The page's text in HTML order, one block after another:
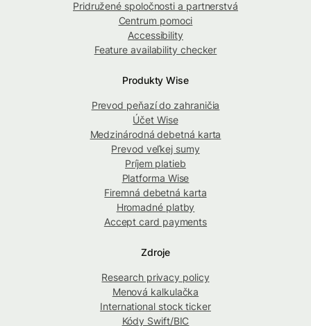
Pridružené spoločnosti a partnerstvá
Centrum pomoci
Accessibility
Feature availability checker
Produkty Wise
Prevod peňazí do zahraničia
Účet Wise
Medzinárodná debetná karta
Prevod veľkej sumy
Príjem platieb
Platforma Wise
Firemná debetná karta
Hromadné platby
Accept card payments
Zdroje
Research privacy policy
Menová kalkulačka
International stock ticker
Kódy Swift/BIC